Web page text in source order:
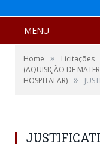
MENU
Home » Licitações
(AQUISIÇÃO DE
HOSPITALAR) »